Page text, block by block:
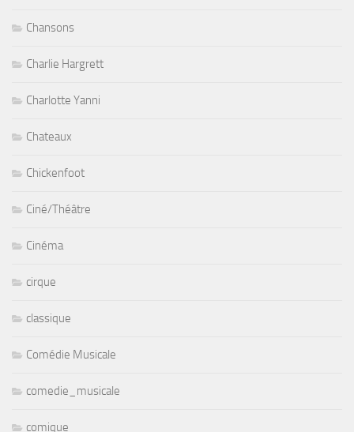
Chansons
Charlie Hargrett
Charlotte Yanni
Chateaux
Chickenfoot
Ciné/Théâtre
Cinéma
cirque
classique
Comédie Musicale
comedie_musicale
comique